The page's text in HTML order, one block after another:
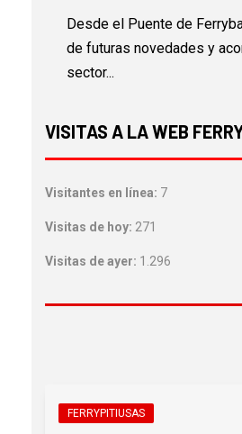
Desde el Puente de
de futuras novedades y
sector...
VISITAS A LA WEB
Visitantes en línea: 7
Visitas de hoy: 271
Visitas de ayer: 1.296
FERRYPITIUSAS